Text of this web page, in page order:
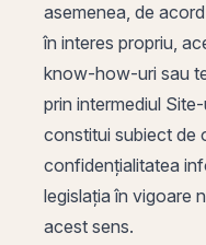
asemenea, de
în interes propriu,
know-how-uri sau
prin intermediul
constitui subiect de
confidențialitatea
legislația în vigoare
acest sens.